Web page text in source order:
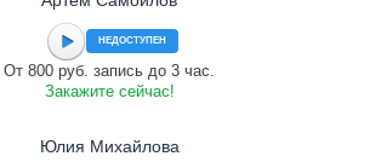
НЕДОСТУПЕН
От 800 руб. запись до 3 час.
Закажите сейчас!
Юлия Михайлова